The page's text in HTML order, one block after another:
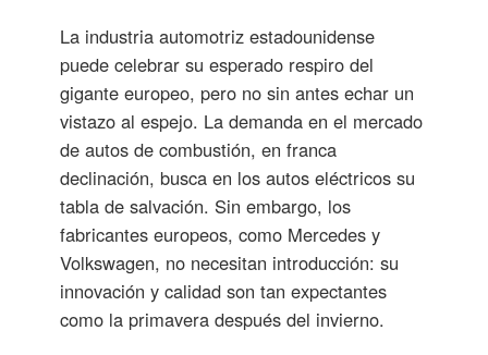
La industria automotriz estadounidense
puede celebrar su esperado respiro del
gigante europeo, pero no sin antes echar un
vistazo al espejo. La demanda en el mercado
de autos de combustión, en franca
declinación, busca en los autos eléctricos su
tabla de salvación. Sin embargo, los
fabricantes europeos, como Mercedes y
Volkswagen, no necesitan introducción: su
innovación y calidad son tan expectantes
como la primavera después del invierno.